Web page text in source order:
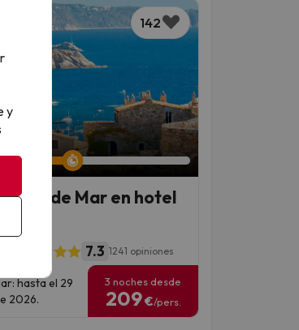
142
horas
de Mar en hotel
7.3 1241 opiniones
hasta el 29
2026.
3 noches desde
209€/pers.
y